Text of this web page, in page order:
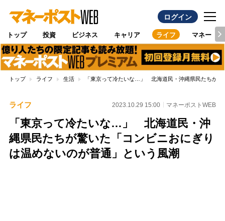
ログイン
トップ 投資 ビジネス キャリア ライフ マネー
トップ ライフ 生活 「東京って冷たいな…」 北海道民・沖縄県民たちが
ライフ 2023.10.29 15:00 マネーポストWEB
「東京って冷たいな…」 北海道民・沖
縄県民たちが驚いた「コンビニおにぎり
は温めないのが普通」という風潮